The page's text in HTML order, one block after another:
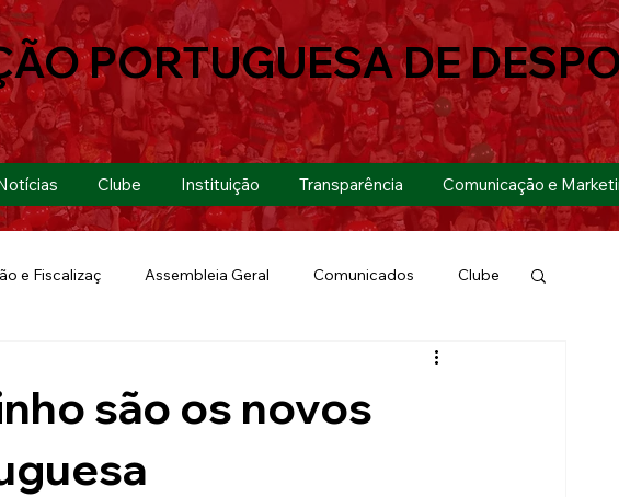
Clube Instituição Transparência Comunicação e
PORTUGUESA DE
e Fiscalizaç Assembleia Geral Comunicados Clube
são os novos